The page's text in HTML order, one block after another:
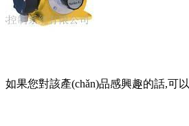
如果您對該產(chǎn)品感興趣的話,可以